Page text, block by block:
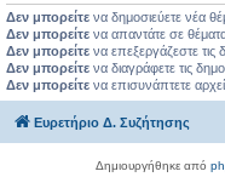
Δεν μπορείτε να δημοσιεύετε νέα
Δεν μπορείτε να απαντάτε σε
Δεν μπορείτε να επεξεργάζεστε τις
Δεν μπορείτε να διαγράφετε τις
Δεν μπορείτε να επισυνάπτετε
Ευρετήριο Δ. Συζήτησης
Δημιουργήθηκε από